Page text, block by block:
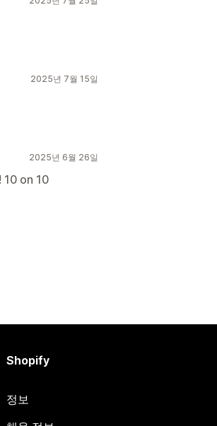
2025년 7월 15일
2025년 6월 26일
on 10
Shopify
정보